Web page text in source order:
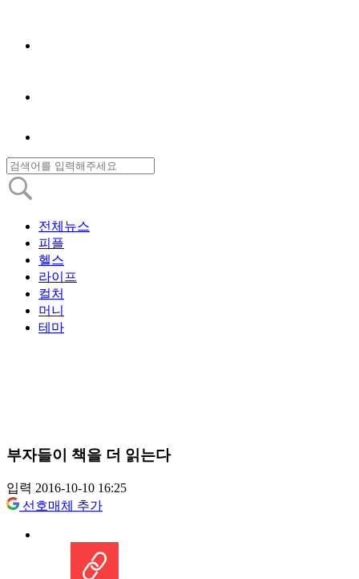
전체뉴스
피플
헬스
라이프
컬처
머니
테마
부자들이 책을 더 읽는다
입력 2016-10-10 16:25
선호매체 추가